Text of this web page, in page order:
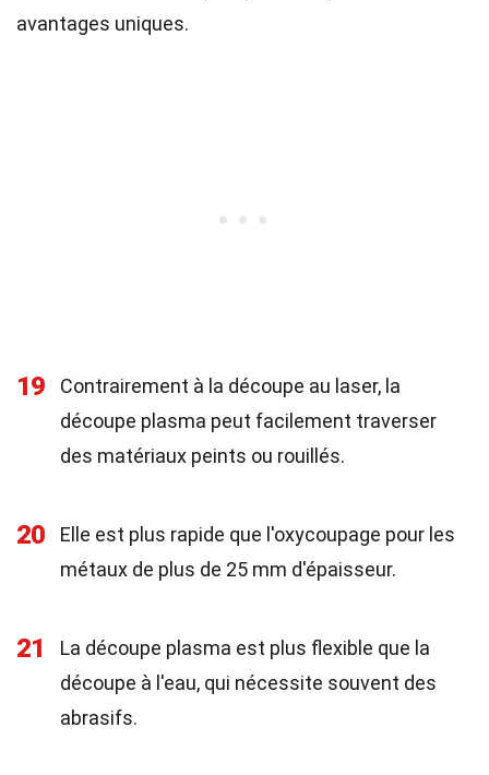
avantages uniques.
19
Contrairement à la découpe au laser, la
découpe plasma peut facilement traverser
des matériaux peints ou rouillés.
20
Elle est plus rapide que l'oxycoupage pour les
métaux de plus de 25 mm d'épaisseur.
21
La découpe plasma est plus flexible que la
découpe à l'eau, qui nécessite souvent des
abrasifs.